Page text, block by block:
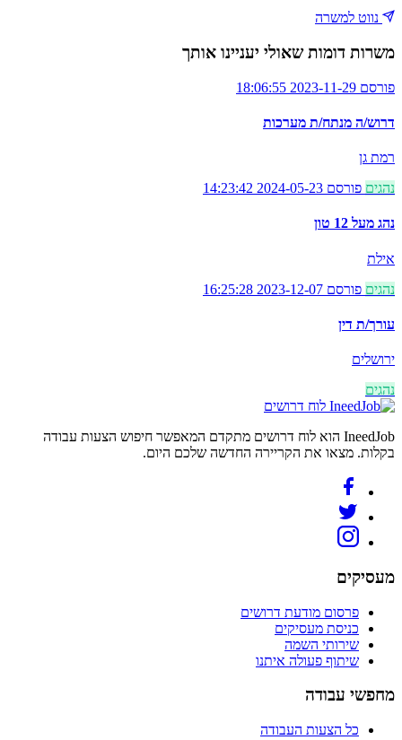
נווט למשרה
משרות דומות שאולי יעניינו אותך
פורסם 2023-11-29 18:06:55
דרוש/ה מנתח/ת מערכות
רמת גן
נהגים פורסם 2024-05-23 14:23:42
נהג מעל 12 טון
אילת
נהגים פורסם 2023-12-07 16:25:28
עורך/ת דין
ירושלים
נהגים
לוח דרושים
IneedJob הוא לוח דרושים מתקדם המאפשר חיפוש הצעות עבודה
בקלות. מצאו את הקריירה החדשה שלכם היום.
מעסיקים
פרסום מודעת דרושים
כניסת מעסיקים
שירותי השמה
שיתוף פעולה איתנו
מחפשי עבודה
כל הצעות העבודה